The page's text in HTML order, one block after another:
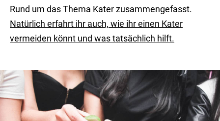
Rund um das Thema Kater zusammengefasst.
Natürlich erfahrt ihr auch, wie ihr einen Kater
vermeiden könnt und was tatsächlich hilft.